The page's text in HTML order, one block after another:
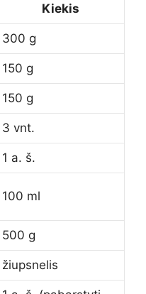
Kiekis
300 g
150 g
150 g
3 vnt.
1 a. š.
100 ml
500 g
žiupsnelis